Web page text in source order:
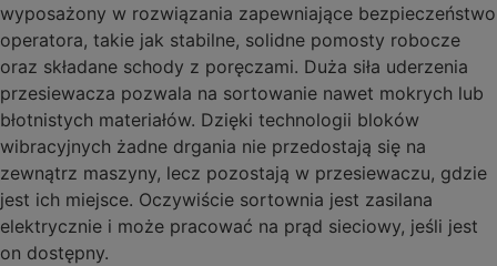
wyposażony w rozwiązania zapewniające bezpieczeństwo
operatora, takie jak stabilne, solidne pomosty robocze
oraz składane schody z poręczami. Duża siła uderzenia
przesiewacza pozwala na sortowanie nawet mokrych lub
błotnistych materiałów. Dzięki technologii bloków
wibracyjnych żadne drgania nie przedostają się na
zewnątrz maszyny, lecz pozostają w przesiewaczu, gdzie
jest ich miejsce. Oczywiście sortownia jest zasilana
elektrycznie i może pracować na prąd sieciowy, jeśli jest
on dostępny.